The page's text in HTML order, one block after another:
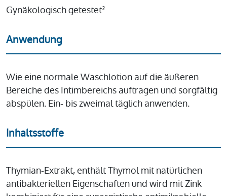
Gynäkologisch getestet²
Anwendung
Wie eine normale Waschlotion auf die äußeren
Bereiche des Intimbereichs auftragen und sorgfältig
abspülen. Ein- bis zweimal täglich anwenden.
Inhaltsstoffe
Thymian-Extrakt, enthält Thymol mit natürlichen
antibakteriellen Eigenschaften und wird mit Zink